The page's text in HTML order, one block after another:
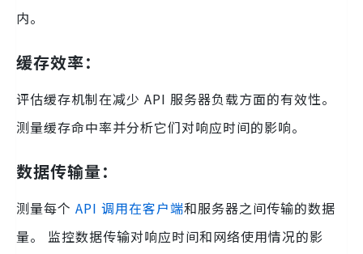
内。
缓存效率：
评估缓存机制在减少 API 服务器负载方面的有效性。
测量缓存命中率并分析它们对响应时间的影响。
数据传输量：
测量每个 API 调用在客户端和服务器之间传输的数据
量。 监控数据传输对响应时间和网络使用情况的影